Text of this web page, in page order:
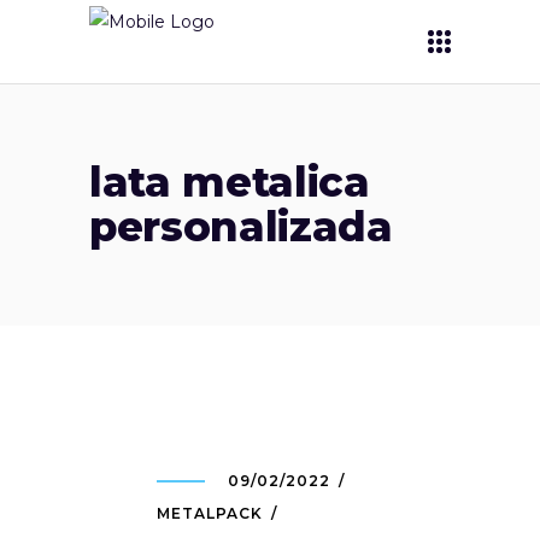
lata metalica
personalizada
09/02/2022
METALPACK